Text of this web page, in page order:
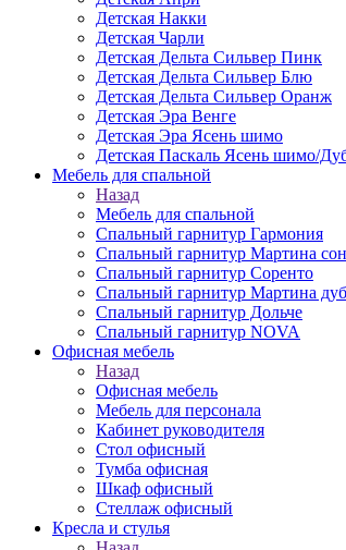
Детская Накки
Детская Чарли
Детская Дельта Сильвер Пинк
Детская Дельта Сильвер Блю
Детская Дельта Сильвер Оранж
Детская Эра Венге
Детская Эра Ясень шимо
Детская Паскаль Ясень шимо/
Мебель для спальной
Назад
Мебель для спальной
Спальный гарнитур Гармония
Спальный гарнитур Мартина
Спальный гарнитур Соренто
Спальный гарнитур Мартина
Спальный гарнитур Дольче
Спальный гарнитур NOVA
Офисная мебель
Назад
Офисная мебель
Мебель для персонала
Кабинет руководителя
Стол офисный
Тумба офисная
Шкаф офисный
Стеллаж офисный
Кресла и стулья